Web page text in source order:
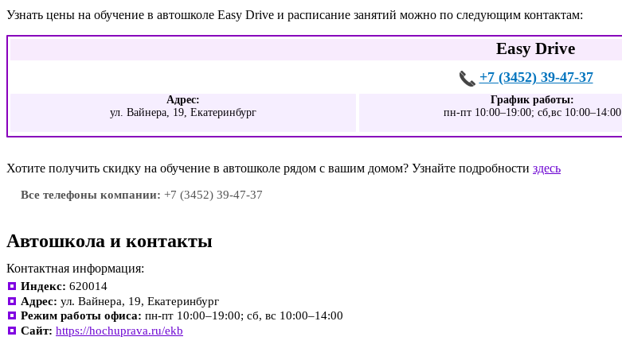
Узнать цены на обучение в автошколе Easy Drive и расписание занятий можно по следующим контактам:
Easy Drive
+7 (3452) 39-47-37
Адрес:
ул. Вайнера, 19, Екатеринбург
График работы:
пн-пт 10:00–19:00; сб,вс 10:00–14:00
Хотите получить скидку на обучение в автошколе рядом с вашим домом? Узнайте подробности здесь
Все телефоны компании: +7 (3452) 39-47-37
Автошкола и контакты
Контактная информация:
Индекс: 620014
Адрес: ул. Вайнера, 19, Екатеринбург
Режим работы офиса: пн-пт 10:00–19:00; сб, вс 10:00–14:00
Сайт: https://hochuprava.ru/ekb